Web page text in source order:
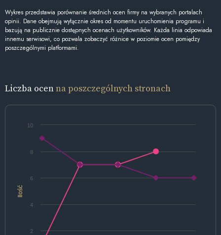
Wykres przedstawia porównanie średnich ocen firmy na wybranych portalach
opinii. Dane obejmują wyłącznie okres od momentu uruchomienia programu i
bazują na publicznie dostępnych ocenach użytkowników. Każda linia odpowiada
innemu serwisowi, co pozwala zobaczyć różnice w poziomie ocen pomiędzy
poszczególnymi platformami.
Liczba ocenna poszczególnych stronach
Ilość
2
4
6
8
10